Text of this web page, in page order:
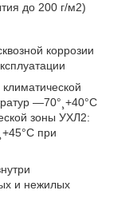
до 200 г/м2)
коррозии
—70°¸+40°С
зоны УХЛ2:
при
и нежилых